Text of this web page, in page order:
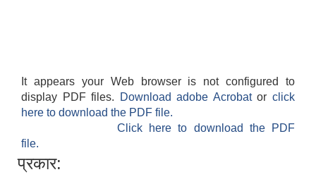
It appears your Web browser is not configured to
display PDF files.
Download adobe Acrobatorclick
here to download the PDF file.
Click here to download the PDF
file.
प्रकार: